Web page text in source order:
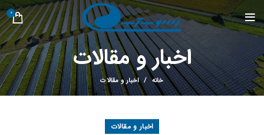
0
اخبار و مقالات
خانه اخبار و مقالات
اخبار و مقالات